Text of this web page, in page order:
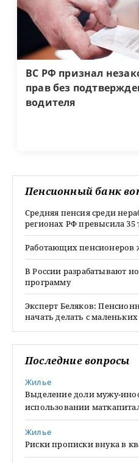
ВС РФ признал
прав без
водителя
Пенсионный банк
Средняя пенсия среди
регионах РФ превысила 35
Работающих пенсионеров
В России разрабатывают
программу
Эксперт Беляков:
начать делать с
Последние вопросы
Жилье
Выделение доли мужу-
использовании
Жилье
Риски прописки внука в